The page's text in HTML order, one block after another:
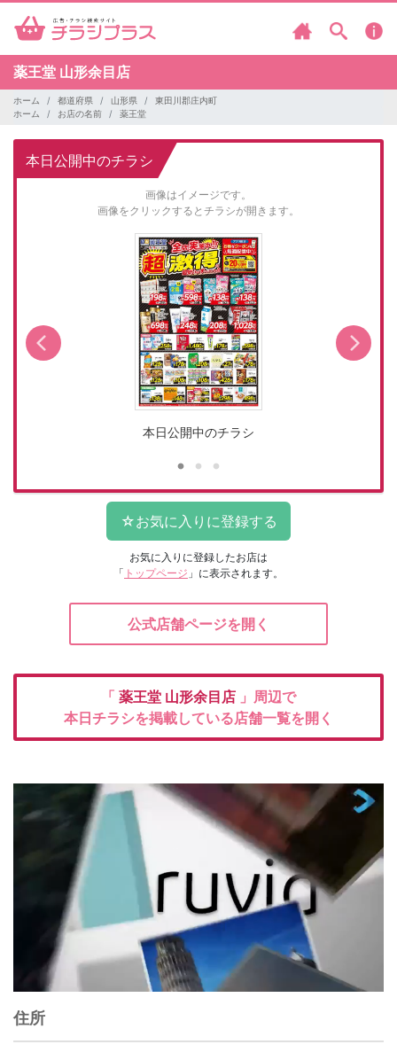
薬王堂 山形余目店
ホーム 都道府県 山形県
東田川郡庄内町
ホーム
お店の名前 薬王堂
本日公開中のチラシ
画像はイメージです。
画像をクリックするとチラシが開きます。
本日公開中のチラシ
お気に入りに登録したお店は
「 トップページ 」に表示されます。
公式店舗ページを開く
「 薬王堂 山形余目店 」周辺で
本日チラシを掲載している店舗一覧を開く
住所